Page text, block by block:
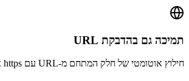
תמיכה גם בהדבקת URL
חילוץ אוטומטי של חלק המתחם מ-URL עם https או עם נתיב